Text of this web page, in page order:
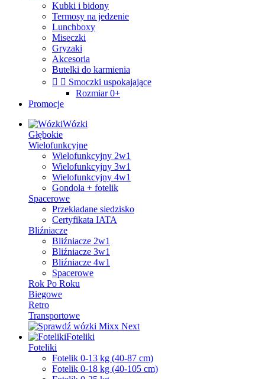
Kubki i bidony
Termosy na jedzenie
Lunchboxy
Miseczki
Gryzaki
Akcesoria
Butelki do karmienia
  Smoczki uspokajające
Rozmiar 0+
Promocje
Wózki
Głębokie
Wielofunkcyjne
Wielofunkcyjny 2w1
Wielofunkcyjny 3w1
Wielofunkcyjny 4w1
Gondola + fotelik
Spacerowe
Przekładane siedzisko
Certyfikata IATA
Bliźniacze
Bliźniacze 2w1
Bliźniacze 3w1
Bliźniacze 4w1
Spacerowe
Rok Po Roku
Biegowe
Retro
Transportowe
Foteliki
Foteliki
Fotelik 0-13 kg (40-87 cm)
Fotelik 0-18 kg (40-105 cm)